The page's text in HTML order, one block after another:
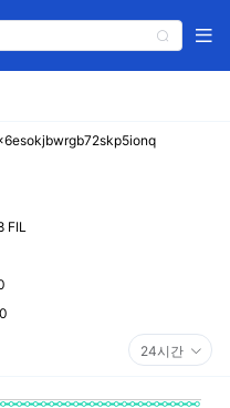
FIL
24시간